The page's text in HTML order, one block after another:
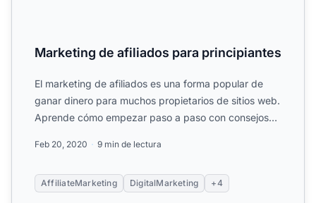
Marketing de afiliados para principiantes
El marketing de afiliados es una forma popular de
ganar dinero para muchos propietarios de sitios web.
Aprende cómo empezar paso a paso con consejos
Feb 20, 2020 9 min de lectura
AffiliateMarketing DigitalMarketing +4